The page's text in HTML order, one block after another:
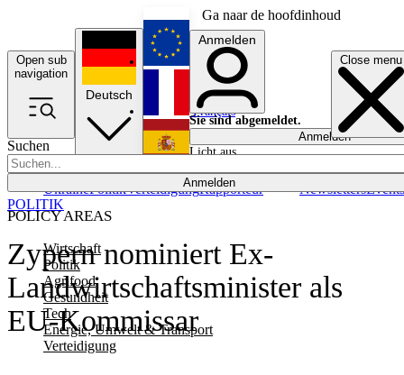
Ga naar de hoofdinhoud
Open sub
navigation
Close menu
Suchen
Anmelden
POLICY AREAS
Wirtschaft
Politik
Agrifood
Gesundheit
Tech
Energie, Umwelt & Transport
Verteidigung
UkrainePolitikVerteidigungRapporteur NewslettersEvents
Deutsch
English
Français
Anmelden
Sie sind abgemeldet.
Anmelden
Licht aus
Zypern nominiert Ex-
Landwirtschaftsminister als
EU-Kommissar
POLITIK